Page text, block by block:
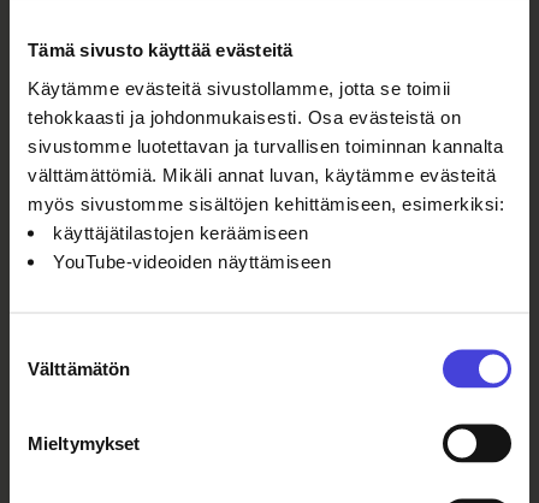
Tämä sivusto käyttää evästeitä
Käytämme evästeitä sivustollamme, jotta se toimii
tehokkaasti ja johdonmukaisesti. Osa evästeistä on
sivustomme luotettavan ja turvallisen toiminnan kannalta
välttämättömiä. Mikäli annat luvan, käytämme evästeitä
myös sivustomme sisältöjen kehittämiseen, esimerkiksi:
käyttäjätilastojen keräämiseen
YouTube-videoiden näyttämiseen
valinta
Välttämätön
Mieltymykset
Anni Laukka, Arttu Nieminen,
Anu Raatikainen, Alexander
Reichstein, Vappu Rossi
Alexander Salvesen.
Sisä- ja ulkonäyttelyiden lisäksi
puheenvuoroissa tarkastellaan
näkökulmista sekä pohditaan, millä